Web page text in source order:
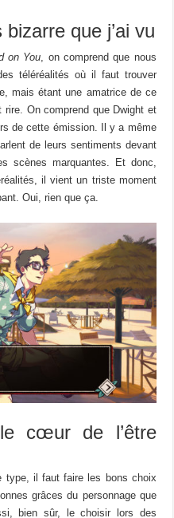
que j’ai vu
on You , on comprend que nous
téléréalités où il faut trouver
mais étant une amatrice de ce
rire. On comprend que Dwight et
de cette émission. Il y a même
de leurs sentiments devant
scènes marquantes. Et donc,
il vient un triste moment
Oui, rien que ça.
cœur de l’être
type, il faut faire les bons choix
grâces du personnage que
bien sûr, le choisir lors des